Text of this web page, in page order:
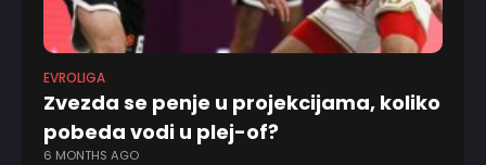
EVROLIGA
Zvezda se penje u projekcijama, koliko
pobeda vodi u plej-of?
6 MONTHS AGO